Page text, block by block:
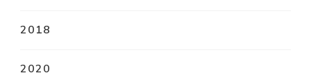
2018
2020